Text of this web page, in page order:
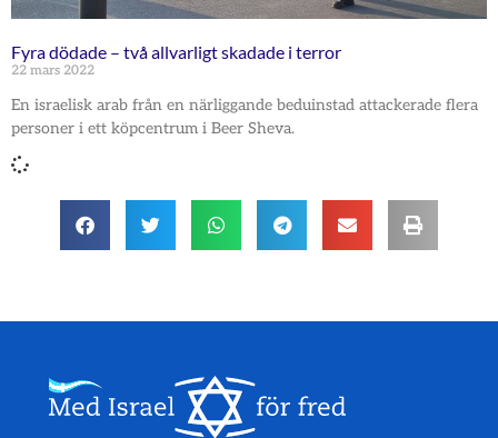
Fyra dödade – två allvarligt skadade i terror
22 mars 2022
En israelisk arab från en närliggande beduinstad attackerade flera
personer i ett köpcentrum i Beer Sheva.